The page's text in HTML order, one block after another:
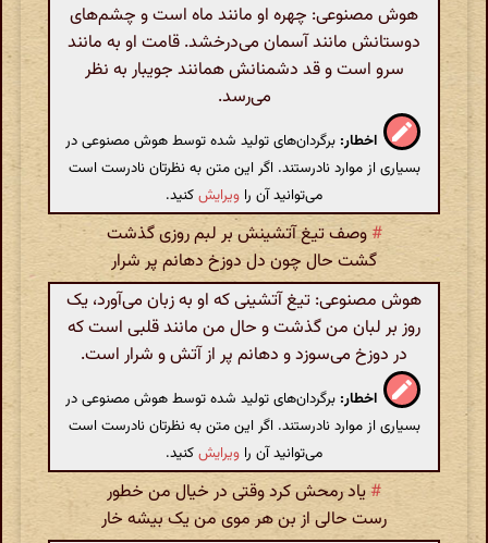
هوش مصنوعی: چهره او مانند ماه است و چشم‌های
دوستانش مانند آسمان می‌درخشد. قامت او به مانند
سرو است و قد دشمنانش همانند جویبار به نظر
می‌رسد.
اخطار: برگردان‌های تولید شده توسط هوش مصنوعی در
بسیاری از موارد نادرستند. اگر این متن به نظرتان نادرست است
می‌توانید آن را ویرایشکنید.
# وصف تیغ آتشینش بر لبم روزی‌ گذشت
گشت حال چون دل دوزخ دهانم پر شرار
هوش مصنوعی: تیغ آتشینی که او به زبان می‌آورد، یک
روز بر لبان من گذشت و حال من مانند قلبی است که
در دوزخ می‌سوزد و دهانم پر از آتش و شرار است.
اخطار: برگردان‌های تولید شده توسط هوش مصنوعی در
بسیاری از موارد نادرستند. اگر این متن به نظرتان نادرست است
می‌توانید آن را ویرایشکنید.
#یاد رمحش کرد وقتی در خیال من خطور
رست‌ حالی از بن هر موی من یک ‌بیشه خار